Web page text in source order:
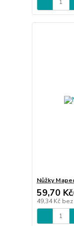
Nůžky
59,70 Kč/
49,34 Kč bez